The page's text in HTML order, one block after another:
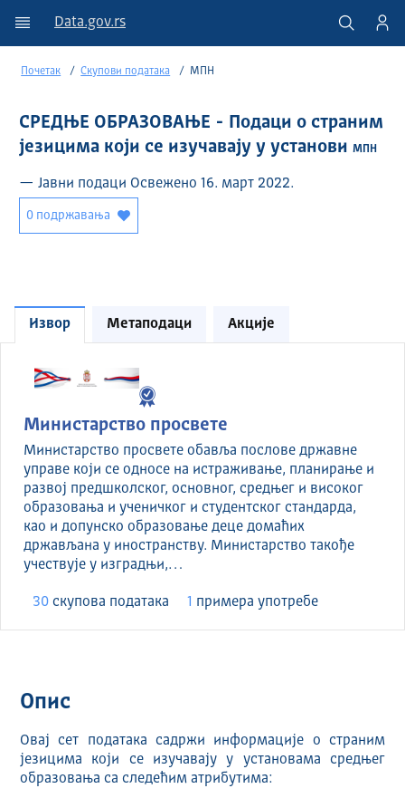
Data.gov.rs
Почетак Скупови података МПН
СРЕДЊЕ ОБРАЗОВАЊЕ - Подаци о страним
језицима који се изучавају у установиМПН
— Јавни подаци Освежено 16. март 2022.
0 подржавања
Извор Метаподаци Акције
Министарство просвете
Министарство просвете обавља послове државне
управе који се односе на истраживање, планирање и
развој предшколског, основног, средњег и високог
образовања и ученичког и студентског стандарда,
као и допунско образовање деце домаћих
држављана у иностранству. Министарство такође
учествује у изградњи,…
30 скуповa података 1 примера употребе
Опис
Овај сет података садржи информације о страним
језицима који се изучавају у установама средњег
образовања са следећим атрибутима: